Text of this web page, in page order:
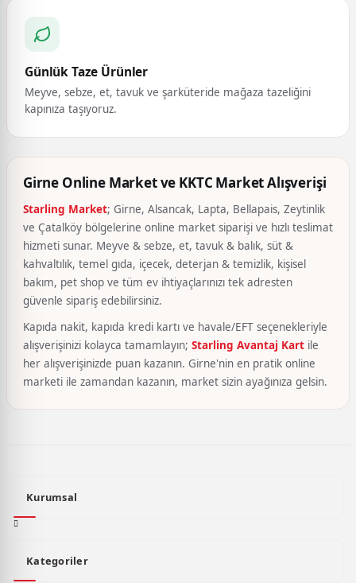
Günlük Taze Ürünler
Meyve, sebze, et, tavuk ve şarküteride mağaza tazeliğini
kapınıza taşıyoruz.
Girne Online Market ve KKTC Market Alışverişi
Starling Market; Girne, Alsancak, Lapta, Bellapais, Zeytinlik
ve Çatalköy bölgelerine online market siparişi ve hızlı teslimat
hizmeti sunar. Meyve & sebze, et, tavuk & balık, süt &
kahvaltılık, temel gıda, içecek, deterjan & temizlik, kişisel
bakım, pet shop ve tüm ev ihtiyaçlarınızı tek adresten
güvenle sipariş edebilirsiniz.
Kapıda nakit, kapıda kredi kartı ve havale/EFT seçenekleriyle
alışverişinizi kolayca tamamlayın; Starling Avantaj Kart ile
her alışverişinizde puan kazanın. Girne'nin en pratik online
marketi ile zamandan kazanın, market sizin ayağınıza gelsin.
Kurumsal
Kategoriler